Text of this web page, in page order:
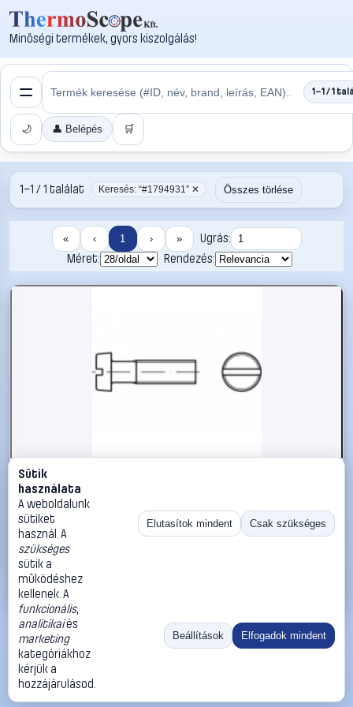
Minőségi termékek, gyors kiszolgálás!
1–1 / 1
🌙 👤 Belépés 🛒
1–1 / 1 találat Keresés: “#1794931” ✕ Összes törlése
« ‹ 1 › »
Ugrás:
Méret:
Rendezés:
#1794931
TOOLCRAFT TO-5384793 hengeres fejű csavar M4 10 mm
egyeneshornyú ISO 1207 2000 db
TOOLCRAFT Metrikus csavarok
19 990 Ft
Kosárba
«
Ugrás:
Méret:
Rendezés:
©2026
ThermoScope
ÁSZF
Cégbemutató
Sütik
használata
A weboldalunk
sütiket
használ. A
szükséges
sütik a
működéshez
kellenek. A
funkcionális,
analitikaiés
marketing
kategóriákhoz
kérjük a
hozzájárulásod.
Elutasítok mindent Csak szükséges
Beállítások Elfogadok mindent